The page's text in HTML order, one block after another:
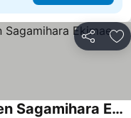
シェア お
Toyoko Inn JR Yokohama sen Sagamihara Ekimae